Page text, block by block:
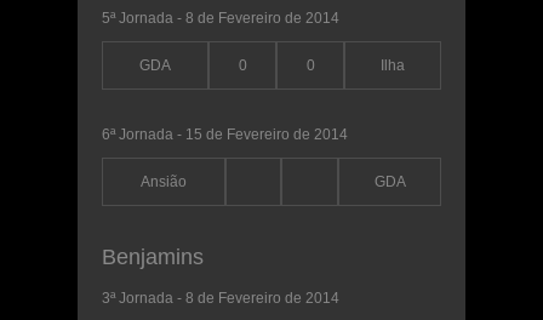
5ª Jornada - 8 de Fevereiro de 2014
GDA 0 0 Ilha
6ª Jornada - 15 de Fevereiro de 2014
Ansião GDA
Benjamins
3ª Jornada - 8 de Fevereiro de 2014